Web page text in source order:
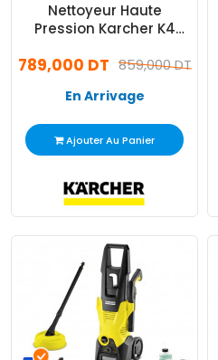
Nettoyeur Haute
Pression Karcher K4
Limited 1.679-406.0
859,000 DT
789,000 DT
En Arrivage
Ajouter Au Panier